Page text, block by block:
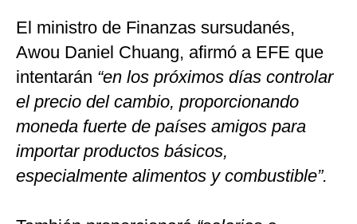
El ministro de Finanzas sursudanés,
Awou Daniel Chuang, afirmó a EFE que
intentarán “en los próximos días controlar
el precio del cambio, proporcionando
moneda fuerte de países amigos para
importar productos básicos,
especialmente alimentos y combustible”.